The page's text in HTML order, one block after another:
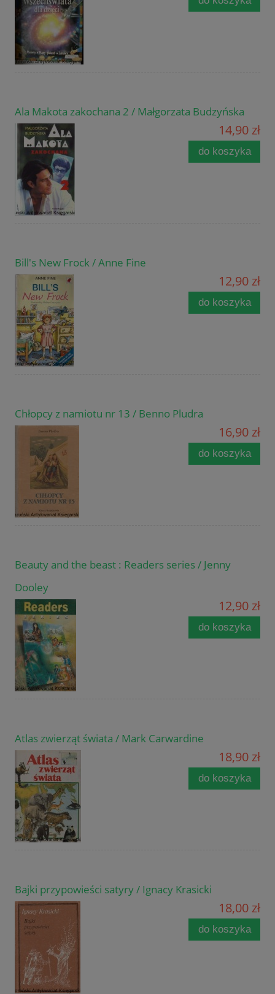
Ala Makota zakochana 2 / Małgorzata Budzyńska
14,90 zł
do koszyka
Bill's New Frock / Anne Fine
12,90 zł
do koszyka
Chłopcy z namiotu nr 13 / Benno Pludra
16,90 zł
do koszyka
Beauty and the beast : Readers series / Jenny
Dooley
12,90 zł
do koszyka
Atlas zwierząt świata / Mark Carwardine
18,90 zł
do koszyka
Bajki przypowieści satyry / Ignacy Krasicki
18,00 zł
do koszyka